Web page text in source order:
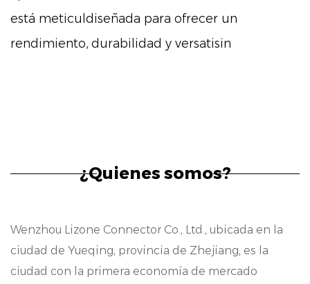
está meticuldiseñada para ofrecer un
rendimiento, durabilidad y versatisin
con varias características clave que los
fabricado con precisión, adhiriendo a
tolerancias estrictas para garantizar
¿Quienes somos?
Wenzhou Lizone Connector Co., Ltd., ubicada en la
ciudad de Yueqing, provincia de Zhejiang, es la
ciudad con la primera economía de mercado